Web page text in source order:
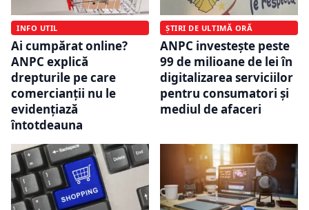
INFO UTIL
Ai cumpărat online?
ANPC explică
drepturile pe care
comercianții nu le
evidențiază
întotdeauna
ȘTIRI DE ULTIMĂ ORĂ
ANPC investește peste
99 de milioane de lei în
digitalizarea serviciilor
pentru consumatori și
mediul de afaceri